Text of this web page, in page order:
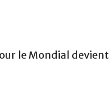
le Mondial devient